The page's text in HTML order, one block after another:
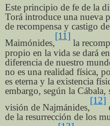
Este principio de fe de la
Torá introduce una nueva
de recompensa y castigo
Maimónides,
[11]
la
propio en la vida se dará
diferencia de nuestro
no es una realidad física,
es eterna y la existencia
embargo, según la
visión de Najmánides,
[12]
de la resurrección de los